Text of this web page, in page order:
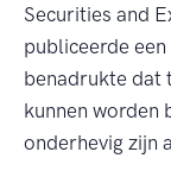
Securities and
publiceerde
benadrukte dat
kunnen worden
onderhevig zijn